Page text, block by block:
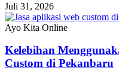
Juli 31, 2026
Ayo Kita Online
Kelebihan
Custom di Pekanbaru